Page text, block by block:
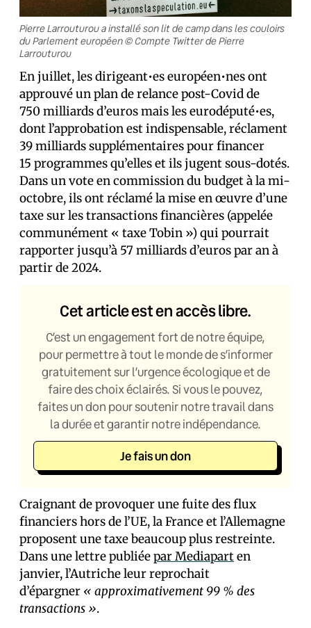
Pierre Larrouturou a installé son lit de camp dans les couloirs
du Parlement européen © Compte Twitter de Pierre
Larrouturou
En juillet, les dirigeant•es européen•nes ont
approuvé un plan de relance post-Covid de
750 milliards d’euros mais les eurodéputé•es,
dont l’approbation est indispensable, réclament
39 milliards supplémentaires pour financer
15 programmes qu’elles et ils jugent sous-dotés.
Dans un vote en commission du budget à la mi-
octobre, ils ont réclamé la mise en œuvre d’une
taxe sur les transactions financières (appelée
communément « taxe Tobin ») qui pourrait
rapporter jusqu’à 57 milliards d’euros par an à
partir de 2024.
Cet article est en accès libre.
C’est un engagement fort de notre équipe,
pour permettre à tout le monde de s’informer
gratuitement sur l’urgence écologique et de
faire des choix éclairés. Si vous le pouvez,
faites un don pour soutenir notre travail dans
la durée et garantir notre indépendance.
Je fais un don
Craignant de provoquer une fuite des flux
financiers hors de l’UE, la France et l’Allemagne
proposent une taxe beaucoup plus restreinte.
Dans une lettre publiéepar Mediaparten
janvier, l’Autriche leur reprochait
d’épargner « approximativement 99 % des
transactions ».